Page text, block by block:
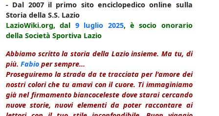
- Dal 2007 il primo sito enciclopedico online sulla
Storia della S.S. Lazio
LazioWiki.org, dal 9 luglio 2025, è socio onorario
della Società Sportiva Lazio
Abbiamo scritto la storia della Lazio insieme. Ma tu, di
più. Fabio per sempre...
Proseguiremo la strada da te tracciata per l'amore dei
nostri colori che tu amavi con il cuore. Ti immaginiamo
già nel firmamento biancoceleste dove starai cercando
nuove storie, nuovi elementi da poter raccontare ai